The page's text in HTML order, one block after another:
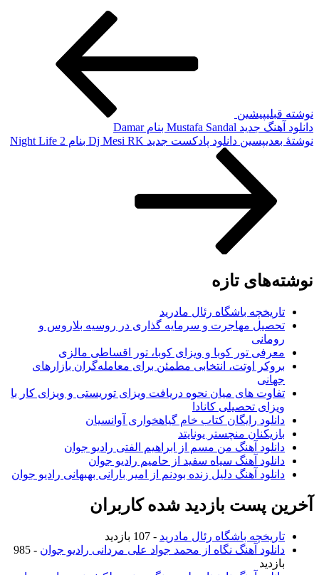
نوشته قبلیپیشین
دانلود آهنگ جدید Mustafa Sandal بنام Damar
نوشته‌ٔ بعدیپسین دانلود پادکست جدید Dj Mesi RK بنام Night Life 2
نوشته‌های تازه
تاریخچه باشگاه رئال مادرید
تحصیل مهاجرت و سرمایه گذاری در روسیه بلاروس و
رومانی
معرفی تور کوبا و ویزای کوبا، تور اقساطی مالزی
بروکر اوتت، انتخابی مطمئن برای معامله‌گران بازارهای
جهانی
تفاوت های میان نحوه دریافت ویزای توریستی و ویزای کار با
ویزای تحصیلی کانادا
دانلود رایگان کتاب خام گیاهخواری آوانسیان
بازیکنان منچستر یونایتد
دانلود آهنگ من مسم از ابراهیم الفتی رادیو جوان
دانلود آهنگ سیاه سفید از حامیم رادیو جوان
دانلود آهنگ دلیل زنده بودنم از امیر بارانی بهبهانی رادیو جوان
آخرین پست بازدید شده کاربران
تاریخچه باشگاه رئال مادرید - 107 بازدید
دانلود آهنگ نگاه از محمد جواد علی مردانی رادیو جوان
- 985
بازدید